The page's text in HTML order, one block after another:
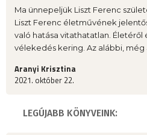
Ma ünnepeljük Liszt Ferenc
Liszt Ferenc életművének
való hatása vitathatatlan. Életéről
vélekedés kering. Az alábbi, még
Aranyi Krisztina
2021. október 22.
LEGÚJABB KÖNYVEINK: